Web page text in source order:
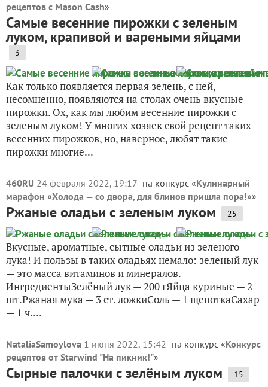
рецептов с Mason Cash»
Самые весенние пирожки с зеленым
луком, крапивой и вареными яйцами
3
Как только появляется первая зелень, с ней,
несомненно, появляются на столах очень вкусные
пирожки. Ох, как мы любим весенние пирожки с
зеленым луком! У многих хозяек свой рецепт таких
весенних пирожков, но, наверное, любят такие
пирожки многие...
460RU 24 февраля 2022, 19:17 на конкурс «Кулинарный
марафон «Холода — со двора, для блинов пришла пора!»»
Ржаные оладьи с зеленым луком 25
Вкусные, ароматные, сытные оладьи из зеленого
лука! И пользы в таких оладьях немало: зеленый лук
— это масса витаминов и минералов.
ИнгредиентыЗелёный лук — 200 гЯйца куриные — 2
шт.Ржаная мука — 3 ст. ложкиСоль — 1 щепоткаСахар
— 1 ч....
NataliaSamoylova 1 июня 2022, 15:42 на конкурс «Конкурс
рецептов от Starwind "На пикник!"»
Сырные палочки с зелёным луком 15